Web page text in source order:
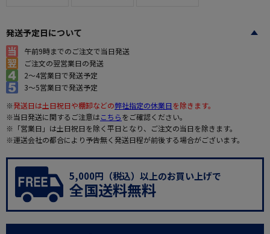
発送予定日について
午前9時までのご注文で当日発送
ご注文の翌営業日の発送
2～4営業日で発送予定
3～5営業日で発送予定
※発送日は土日祝日や棚卸などの弊社指定の休業日を除きます。
※当日発送に関するご注意はこちらをご確認ください。
※「営業日」は土日祝日を除く平日となり、ご注文の当日を除きます。
※運送会社の都合により予告無く発送日程が前後する場合がございます。
5,000円（税込）以上のお買い上げで
全国送料無料